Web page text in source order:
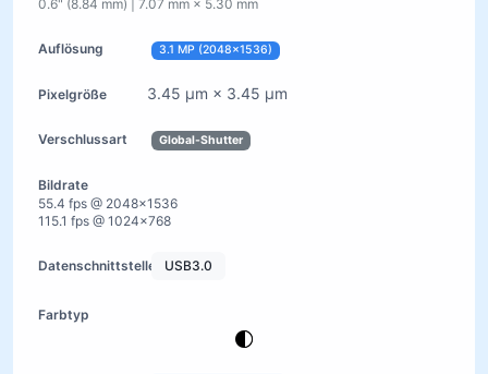
0.6" (8.84 mm) | 7.07 mm × 5.30 mm
3.1 MP (2048×1536)
3.45 µm × 3.45 µm
Global-Shutter
55.4 fps @ 2048×1536
115.1 fps @ 1024×768
USB3.0